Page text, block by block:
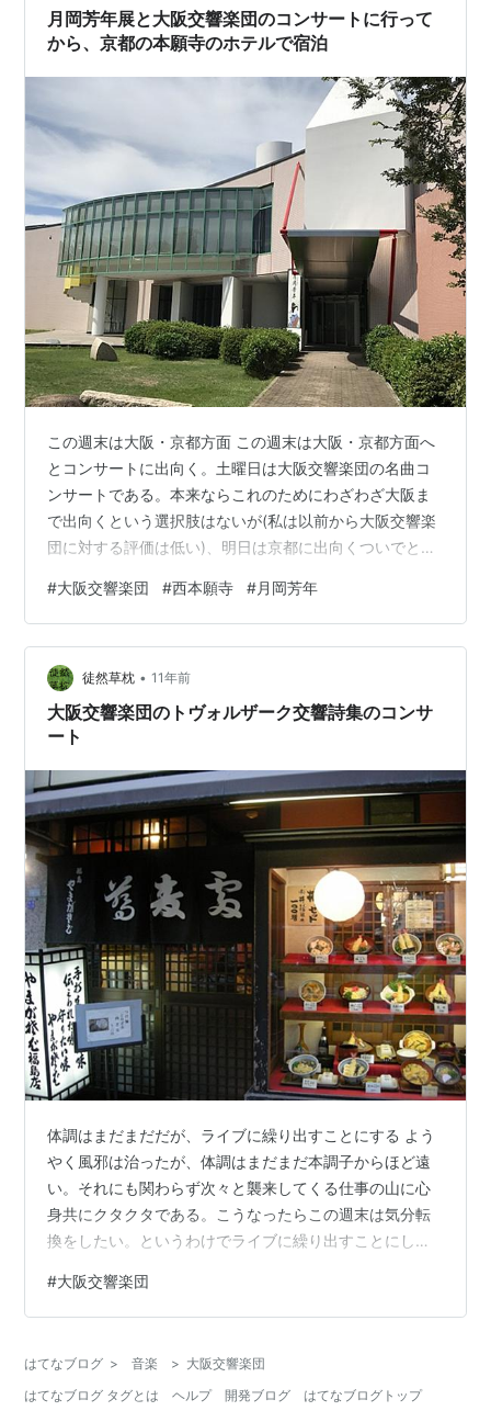
食のために少し足を伸ばすことにする。夕暮れの聖天通
りをフラフラ。立ち寄ったのは先週に続いて「…
月岡芳年展と大阪交響楽団のコンサートに行って
から、京都の本願寺のホテルで宿泊
この週末は大阪・京都方面 この週末は大阪・京都方面へ
とコンサートに出向く。土曜日は大阪交響楽団の名曲コ
ンサートである。本来ならこれのためにわざわざ大阪ま
で出向くという選択肢はないが(私は以前から大阪交響楽
団に対する評価は低い)、明日は京都に出向くついでとい
ということで立ち寄ることにした。なお山下一史が就任
以降、大阪交響楽団も上り調子にあることを感じていた
ので、それを確認しようという意味もある。 名曲コンサ
ートはホール代を節約するためか、以前より同日のダブ
ルヘッダーで昼の部が13時半からというやや早めの時間
帯で、夜の部が17時から開催される。私は…
#大阪交響楽団 #西本願寺 #月岡芳年
徒然草枕 • 11年前
大阪交響楽団のトヴォルザーク交響詩集のコンサ
ート
体調はまだまだだが、ライブに繰り出すことにする よう
やく風邪は治ったが、体調はまだまだ本調子からほど遠
い。それにも関わらず次々と襲来してくる仕事の山に心
身共にクタクタである。こうなったらこの週末は気分転
換をしたい。というわけでライブに繰り出すことにし
島「やまがそば」で夕食にカツ丼定食を食べる。 福島の
やまがそば カツ丼セット いかにもそば屋らしいカツ丼に
７割とのことなので、いわゆる二八そばよりもさらに少
ないことになる。と言うわけで、そばについては私はも
#大阪交響楽団
はてなブログ > 音楽 > 大阪交響楽団
はてなブログ タグとは
ヘルプ 開発ブログ はてなブログトップ